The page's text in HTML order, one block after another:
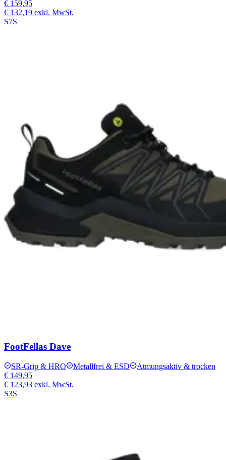
€ 159,95
€ 132,19 exkl. MwSt.
S7S
FootFellas Dave
SR-Grip & HRO Metallfrei & ESD
Atmungsaktiv & trocken
€ 149,95
€ 123,93 exkl. MwSt.
S3S